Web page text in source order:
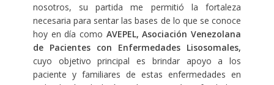
nosotros, su partida me permitió la fortaleza
necesaria para sentar las bases de lo que se conoce
hoy en día como AVEPEL, Asociación Venezolana
de Pacientes con Enfermedades Lisosomales,
cuyo objetivo principal es brindar apoyo a los
paciente y familiares de estas enfermedades en